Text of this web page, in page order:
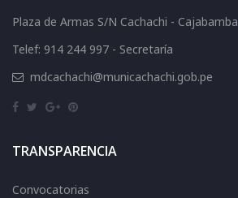
Plaza de Armas S/N Cachachi - Cajabamba
Telef: 914 244 997 - Secretaría
mdcachachi@municachachi.gob.pe
TRANSPARENCIA
Convocatorias